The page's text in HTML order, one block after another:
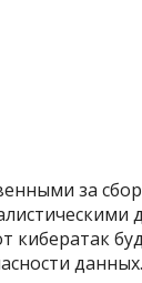
за
кибератак
данных.